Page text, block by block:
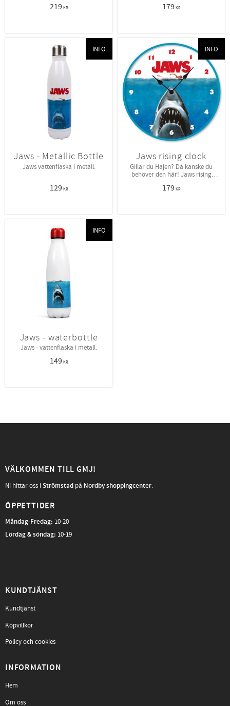
219KR 179KR
Jaws - Metallic Bottle
Jaws vattenflaska i metall.
129KR
INFO
Jaws rising clock
Gillar du Hajen? Då kanske du
behöver den här! Jaws rising
179KR
INFO
Jaws - waterbottle
Jaws - vattenflaska i metall.
149KR
INFO
VÄLKOMMEN TILL GMJ!
Ni hittar oss iStrömstad på Nordby shoppingcenter.
ÖPPETTIDER
Måndag-Fredag: 10-20
Lördag & söndag: 10-19
KUNDTJÄNST
Kundtjänst
Köpvillkor
Policy och cookies
INFORMATION
Hem
Om oss